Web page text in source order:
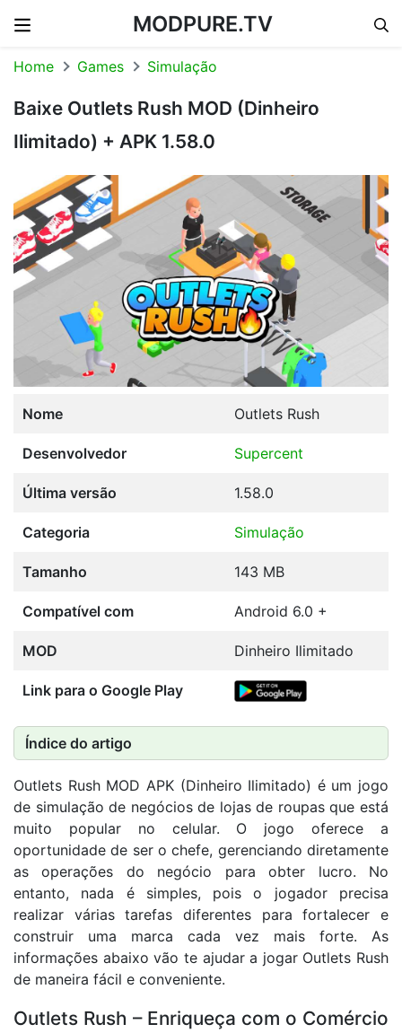
MODPURE.TV
Home Games Simulação
Baixe Outlets Rush MOD (Dinheiro
Ilimitado) + APK 1.58.0
Nome Outlets Rush
Desenvolvedor Supercent
Última versão 1.58.0
Categoria Simulação
Tamanho 143 MB
Compatível com Android 6.0 +
MOD Dinheiro Ilimitado
Link para o Google Play
Índice do artigo
Outlets Rush MOD APK (Dinheiro Ilimitado) é um jogo
de simulação de negócios de lojas de roupas que está
muito popular no celular. O jogo oferece a
oportunidade de ser o chefe, gerenciando diretamente
as operações do negócio para obter lucro. No
entanto, nada é simples, pois o jogador precisa
realizar várias tarefas diferentes para fortalecer e
construir uma marca cada vez mais forte. As
informações abaixo vão te ajudar a jogar Outlets Rush
de maneira fácil e conveniente.
Outlets Rush – Enriqueça com o Comércio